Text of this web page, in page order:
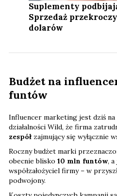
Suplementy
Sprzedaż
dolarów
Budżet na
funtów
Influencer marketing jest dziś
działalności Wild, że firma
zespół zajmujący się wyłącznie
Roczny budżet marki
obecnie blisko 10 mln funtów, a
współzałożyciel firmy – w
podwojony.